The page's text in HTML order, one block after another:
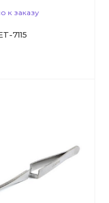
к заказу
7115